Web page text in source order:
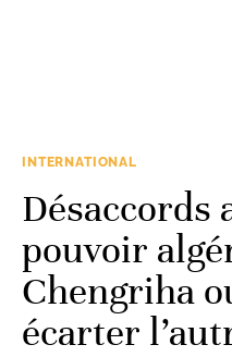
INTERNATIONAL
Désaccords
pouvoir
Chengriha
écarter